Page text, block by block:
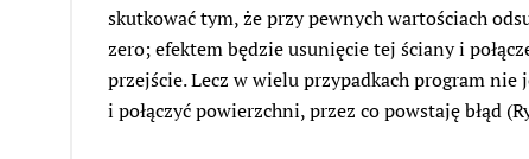
skutkować tym, że przy pewnych wartościach
zero; efektem będzie usunięcie tej ściany i
przejście. Lecz w wielu przypadkach program
i połączyć powierzchni, przez co powstaję błąd